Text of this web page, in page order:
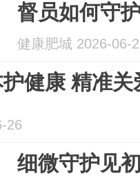
督员如何守
健康肥城 2026-06-
健康 精准关
26
细微守护见